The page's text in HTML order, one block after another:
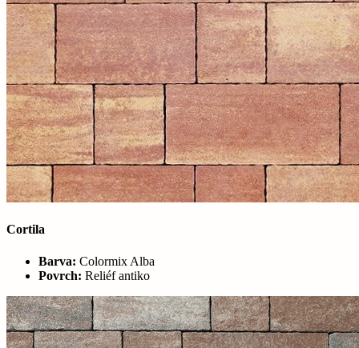
Cortila
Barva: Colormix Alba
Povrch: Reliéf antiko